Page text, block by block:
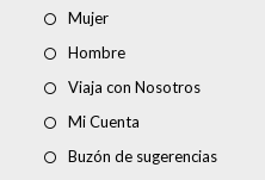
Mujer
Hombre
Viaja con Nosotros
Mi Cuenta
Buzón de sugerencias